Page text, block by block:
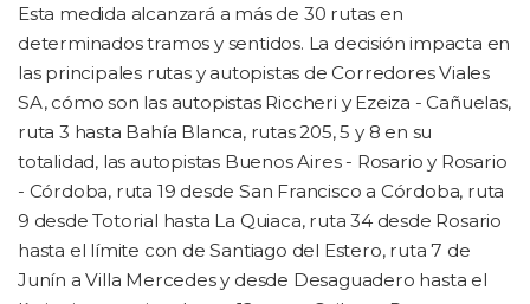
Esta medida alcanzará a más de 30 rutas en
determinados tramos y sentidos. La decisión impacta en
las principales rutas y autopistas de Corredores Viales
SA, cómo son las autopistas Riccheri y Ezeiza - Cañuelas,
ruta 3 hasta Bahía Blanca, rutas 205, 5 y 8 en su
totalidad, las autopistas Buenos Aires - Rosario y Rosario
- Córdoba, ruta 19 desde San Francisco a Córdoba, ruta
9 desde Totorial hasta La Quiaca, ruta 34 desde Rosario
hasta el límite con de Santiago del Estero, ruta 7 de
Junín a Villa Mercedes y desde Desaguadero hasta el